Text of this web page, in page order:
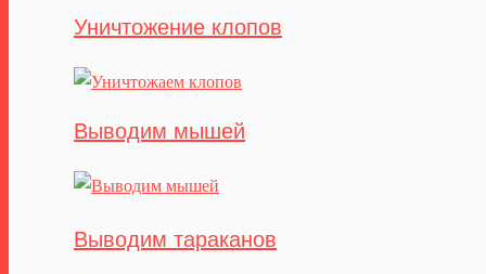
Уничтожение клопов
Выводим мышей
Выводим тараканов